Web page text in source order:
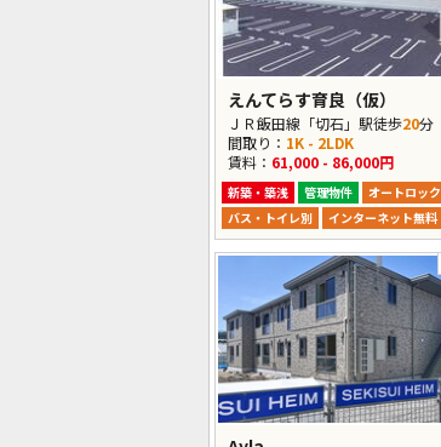
えんてらす育良（仮）
ＪＲ飯田線「切石」駅徒歩20分
間取り： 1K - 2LDK
賃料： 61,000 - 86,000円
新築・築浅 管理物件
オートロック
バス・トイレ別
インターネット無料